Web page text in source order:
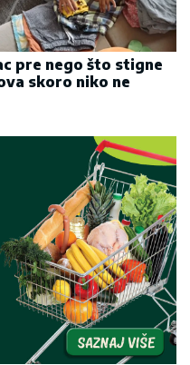
pre nego što stigne
skoro niko ne